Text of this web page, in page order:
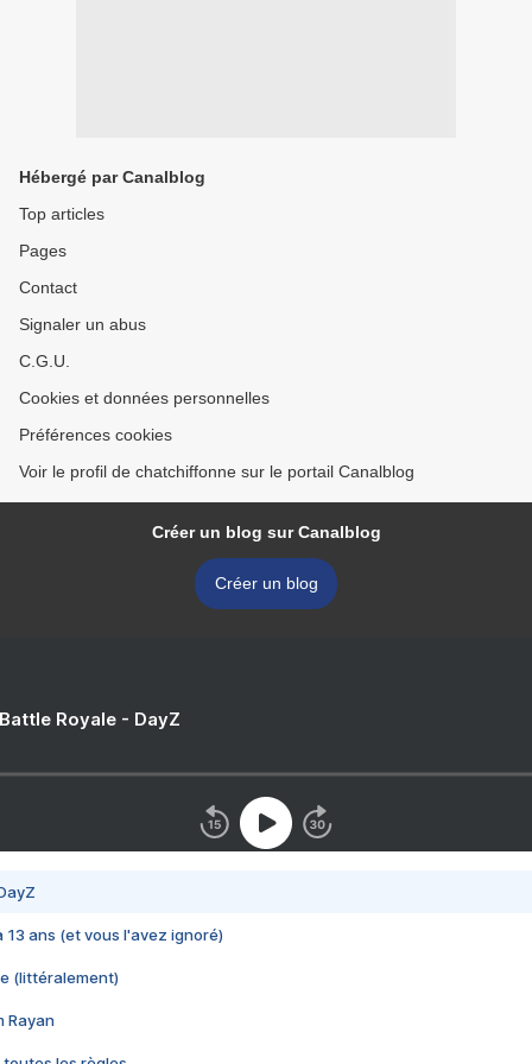
Hébergé par Canalblog
Top articles
Pages
Contact
Signaler un abus
C.G.U.
Cookies et données personnelles
Préférences cookies
Voir le profil de chatchiffonne sur le portail Canalblog
Créer un blog sur Canalblog
Créer un blog
Royale - DayZ
13 ans (et vous l'avez ignoré)
(littéralement)
Rayan